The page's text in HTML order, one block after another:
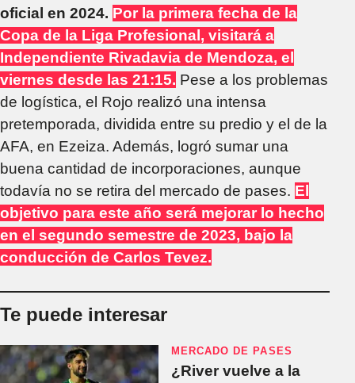
oficial en 2024. Por la primera fecha de la
Copa de la Liga Profesional, visitará a
Independiente Rivadavia de Mendoza, el
viernes desde las 21:15. Pese a los problemas
de logística, el Rojo realizó una intensa
pretemporada, dividida entre su predio y el de la
AFA, en Ezeiza. Además, logró sumar una
buena cantidad de incorporaciones, aunque
todavía no se retira del mercado de pases. El
objetivo para este año será mejorar lo hecho
en el segundo semestre de 2023, bajo la
conducción de Carlos Tevez.
Te puede interesar
MERCADO DE PASES
¿River vuelve a la